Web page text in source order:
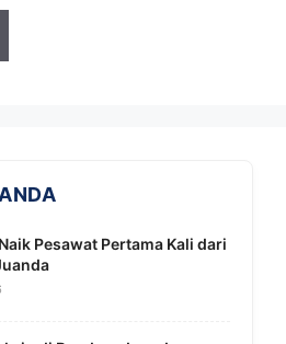
Pesawat Pertama Kali dari